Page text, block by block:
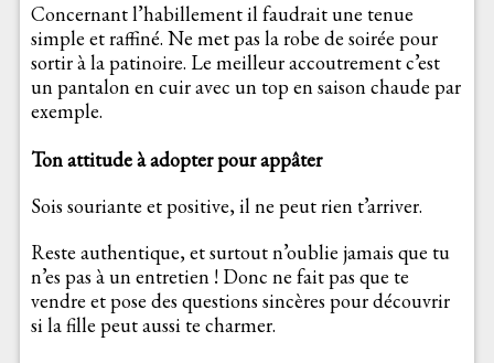
Concernant l’habillement il faudrait une tenue
simple et raffiné. Ne met pas la robe de soirée pour
sortir à la patinoire. Le meilleur accoutrement c’est
un pantalon en cuir avec un top en saison chaude par
exemple.
Ton attitude à adopter pour appâter
Sois souriante et positive, il ne peut rien t’arriver.
Reste authentique, et surtout n’oublie jamais que tu
n’es pas à un entretien ! Donc ne fait pas que te
vendre et pose des questions sincères pour découvrir
si la fille peut aussi te charmer.